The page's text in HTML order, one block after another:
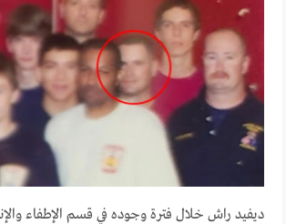
ديفيد راش خلال فترة وجوده في قسم الإطفاء